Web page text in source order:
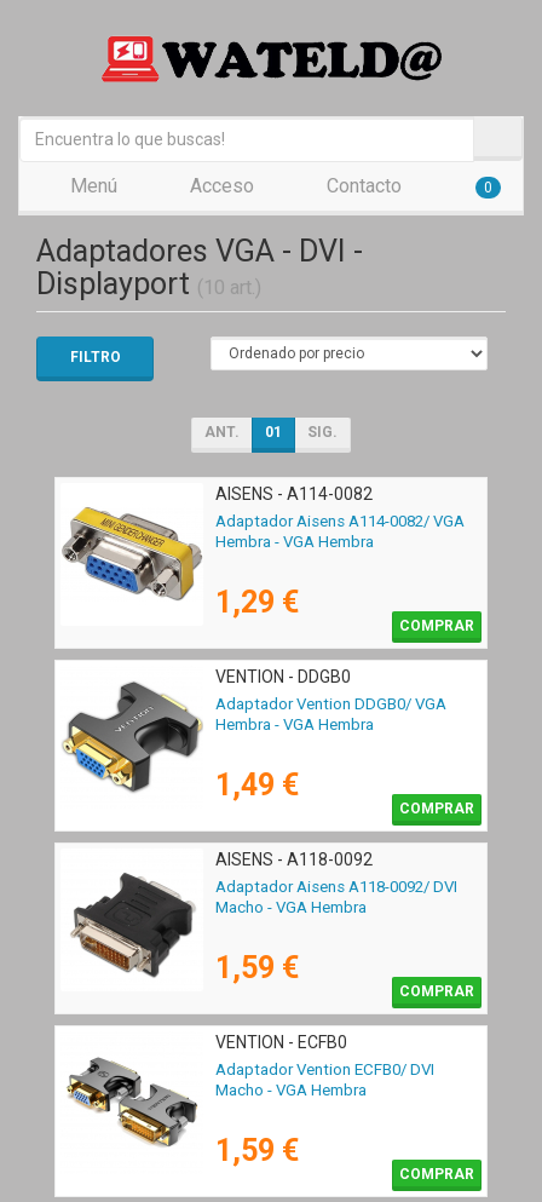
Menú Acceso Contacto 0
Adaptadores VGA - DVI -
Displayport (10 art.)
FILTRO
ANT. 01 SIG.
AISENS - A114-0082
Adaptador Aisens A114-0082/ VGA
Hembra - VGA Hembra
1,29 €
COMPRAR
VENTION - DDGB0
Adaptador Vention DDGB0/ VGA
Hembra - VGA Hembra
1,49 €
COMPRAR
AISENS - A118-0092
Adaptador Aisens A118-0092/ DVI
Macho - VGA Hembra
1,59 €
COMPRAR
VENTION - ECFB0
Adaptador Vention ECFB0/ DVI
Macho - VGA Hembra
1,59 €
COMPRAR